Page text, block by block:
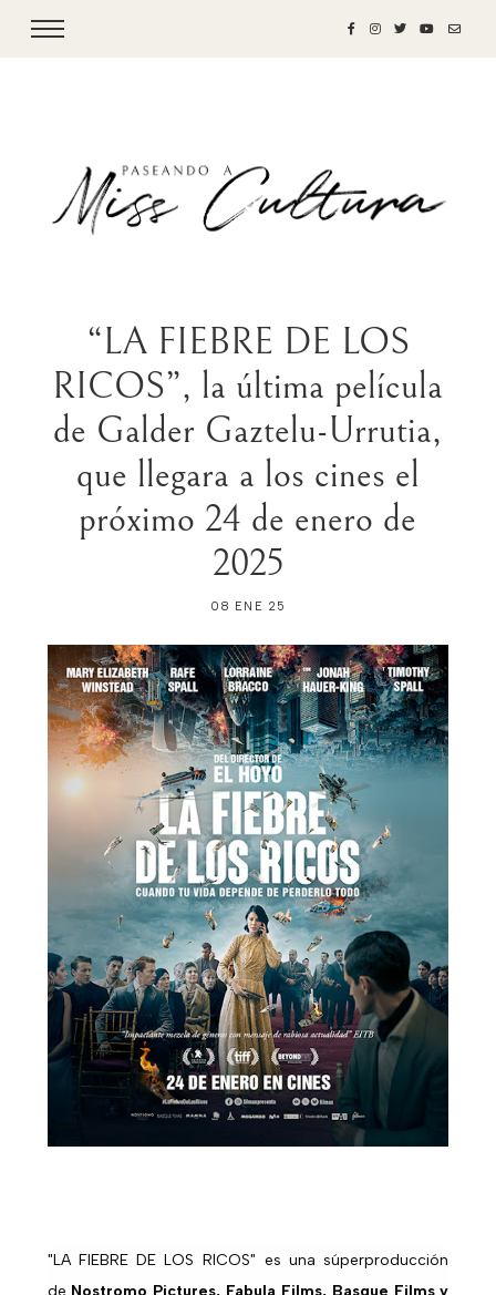
“LA FIEBRE DE LOS
RICOS”, la última película
de Galder Gaztelu-Urrutia,
que llegara a los cines el
próximo 24 de enero de
2025
08 ENE 25
"LA FIEBRE DE LOS RICOS" es una súperproducción